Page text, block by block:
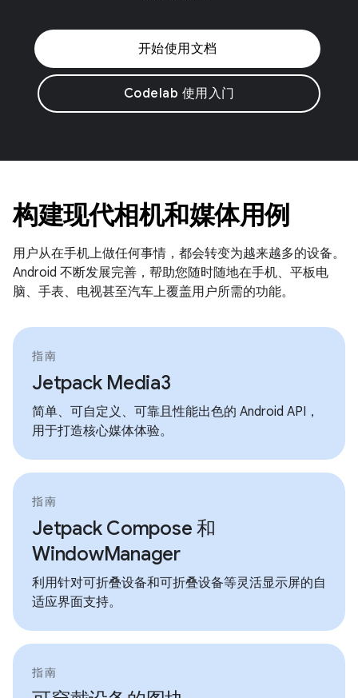
开始使用文档
Codelab 使用入门
构建现代相机和媒体用例
用户从在手机上做任何事情，都会转变为越来越多的设备。
Android 不断发展完善，帮助您随时随地在手机、平板电
脑、手表、电视甚至汽车上覆盖用户所需的功能。
指南
Jetpack Media3
简单、可自定义、可靠且性能出色的 Android API，
用于打造核心媒体体验。
指南
Jetpack Compose 和
WindowManager
利用针对可折叠设备和可折叠设备等灵活显示屏的自
适应界面支持。
指南